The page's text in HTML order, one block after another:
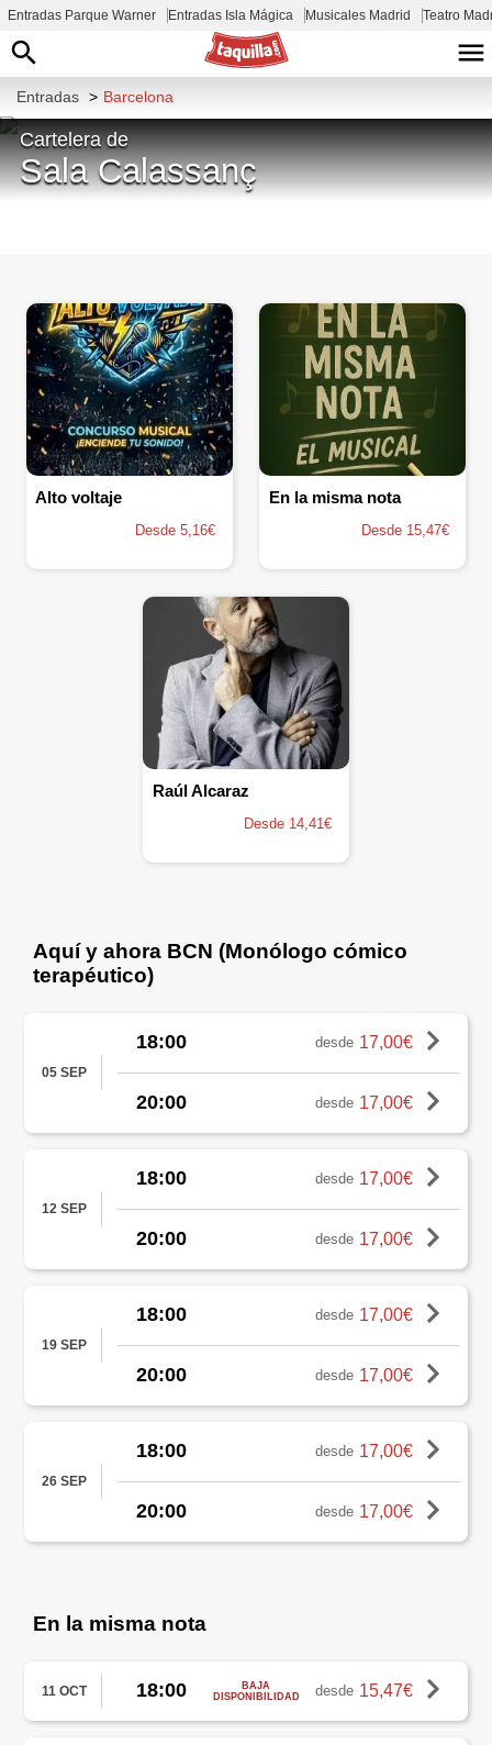
Entradas Parque Warner Entradas Isla Mágica Musicales Madrid Teatro
Entradas > Barcelona
Cartelera de
Sala Calassanç
08026 Barcelona, España
Alto voltaje
Desde 5,16€
En la misma nota
Desde 15,47€
Raúl Alcaraz
Desde 14,41€
Aquí y ahora BCN (Monólogo cómico
terapéutico)
05 SEP
18:00 desde 17,00€
20:00 desde 17,00€
12 SEP
18:00 desde 17,00€
20:00 desde 17,00€
19 SEP
18:00 desde 17,00€
20:00 desde 17,00€
26 SEP
18:00 desde 17,00€
20:00 desde 17,00€
En la misma nota
11 OCT 18:00
BAJA
DISPONIBILIDAD
desde 15,47€